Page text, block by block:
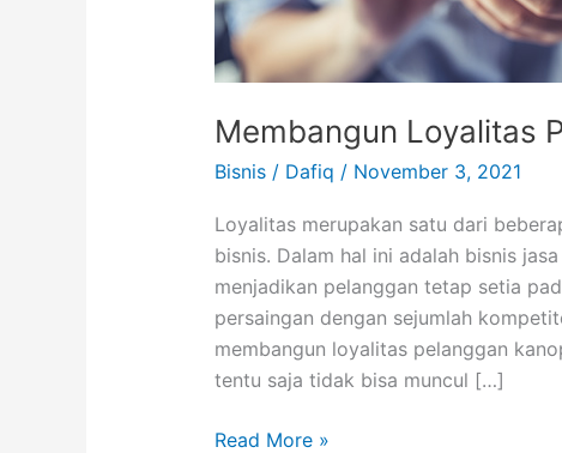
Membangun Loyalitas
Bisnis/ Dafiq / November 3, 2021
Loyalitas merupakan satu dari
bisnis. Dalam hal ini adalah bisnis
menjadikan pelanggan tetap setia
persaingan dengan sejumlah
membangun loyalitas pelanggan
tentu saja tidak bisa muncul […]
Membangun
Read More »